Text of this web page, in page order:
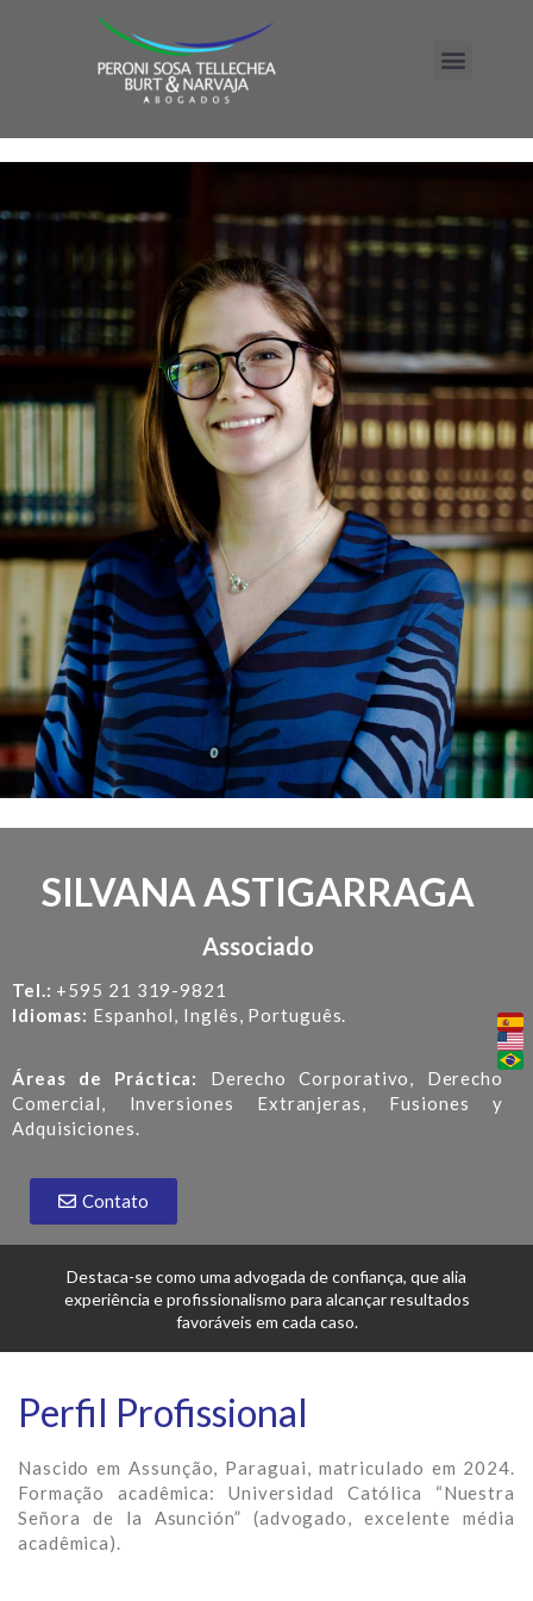
SILVANA ASTIGARRAGA
Associado
Tel.: +595 21 319-9821
Idiomas: Espanhol, Inglês, Português.
Áreas de Práctica:
Derecho Corporativo, Derecho
Comercial, Inversiones Extranjeras, Fusiones y
Adquisiciones.
Contato
Destaca-se como uma advogada de confiança, que alia
experiência e profissionalismo para alcançar resultados
favoráveis ​​em cada caso.
Perfil Profissional
Nascido em Assunção, Paraguai, matriculado em 2024.
Formação acadêmica: Universidad Católica “Nuestra
Señora de la Asunción” (advogado, excelente média
acadêmica).